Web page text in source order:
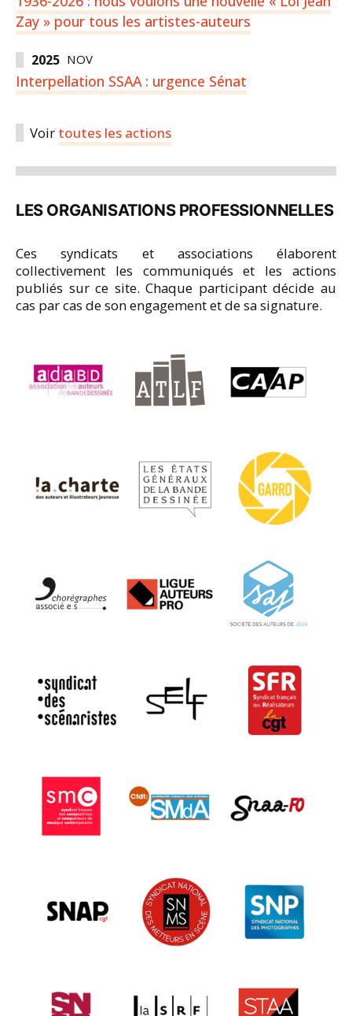
Zay » pour tous les artistes-auteurs
NOV
2025
Interpellation SSAA : urgence Sénat
Voir toutes les actions
LES ORGANISATIONS PROFESSIONNELLES
Ces syndicats et associations élaborent
collectivement les communiqués et les actions
publiés sur ce site. Chaque participant décide au
cas par cas de son engagement et de sa signature.